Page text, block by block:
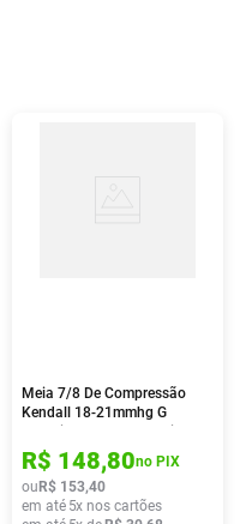
Meia 7/8 De Compressão
Kendall 18-21mmhg G
R$ 148,80no PIX
ou R$ 153,40
em até 5x nos cartões